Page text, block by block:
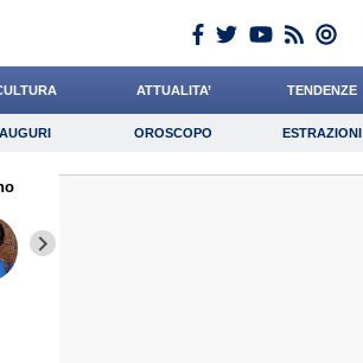
ATTUALITA’ TENDENZE
Auguri Oroscopo Estrazioni
AUGURI OROSCOPO ESTRAZIONI